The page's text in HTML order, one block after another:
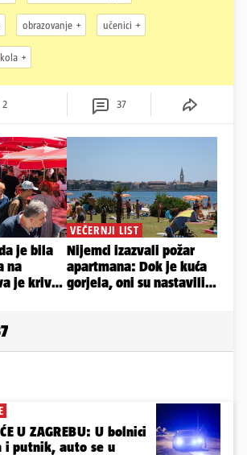
obrazovanje učenici
2 37
U ZAGREBU: U bolnici
i putnik, auto se u